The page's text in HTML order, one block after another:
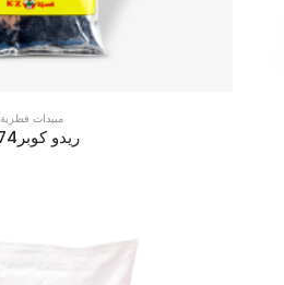
مبيدات فطرية
ريدو كوبر74%